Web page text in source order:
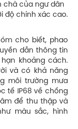
của ngư dân
độ chính xác cao.
cho biết, phao
dẫn thông tin
khoảng cách.
và có khả năng
môi trường mưa
tế IP68 về chống
để thu thập và
màu sắc, hình